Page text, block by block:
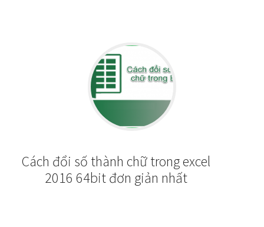
Cách đổi số thành chữ trong excel
2016 64bit đơn giản nhất